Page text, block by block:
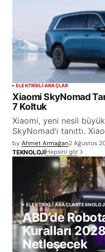
ELEKTRİKLİ ARAÇLAR
Xiaomi SkyNomad
7 Koltuk
Xiaomi, yeni nesil
SkyNomad’ı tanıttı.
byAhmet Armağan2 Ağustos
TEKNOLOJİHepsini gör
ELEKTRİKLİ ARAÇLARTEKNOLOJİ
ABD’de
Kuralları
Netleşecek